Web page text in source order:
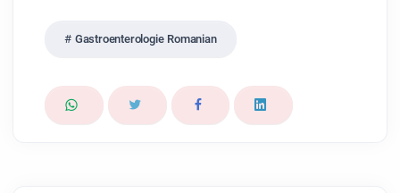
Gastroenterologie Romanian